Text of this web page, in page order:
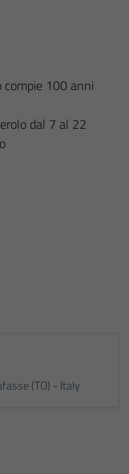
compie 100 anni
dal 7 al 22
(TO) - Italy